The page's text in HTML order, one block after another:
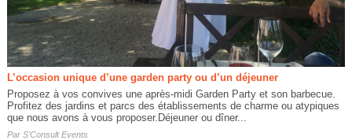
L’occasion unique d’une garden party ou d’un déjeuner
Proposez à vos convives une après-midi Garden Party et son barbecue.
Profitez des jardins et parcs des établissements de charme ou atypiques
que nous avons à vous proposer.Déjeuner ou dîner...
Par S'Consult Events